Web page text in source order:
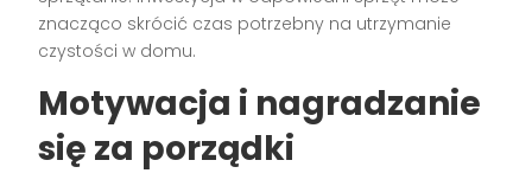
znacząco skrócić czas potrzebny na utrzymanie
czystości w domu.
Motywacja i nagradzanie
się za porządki